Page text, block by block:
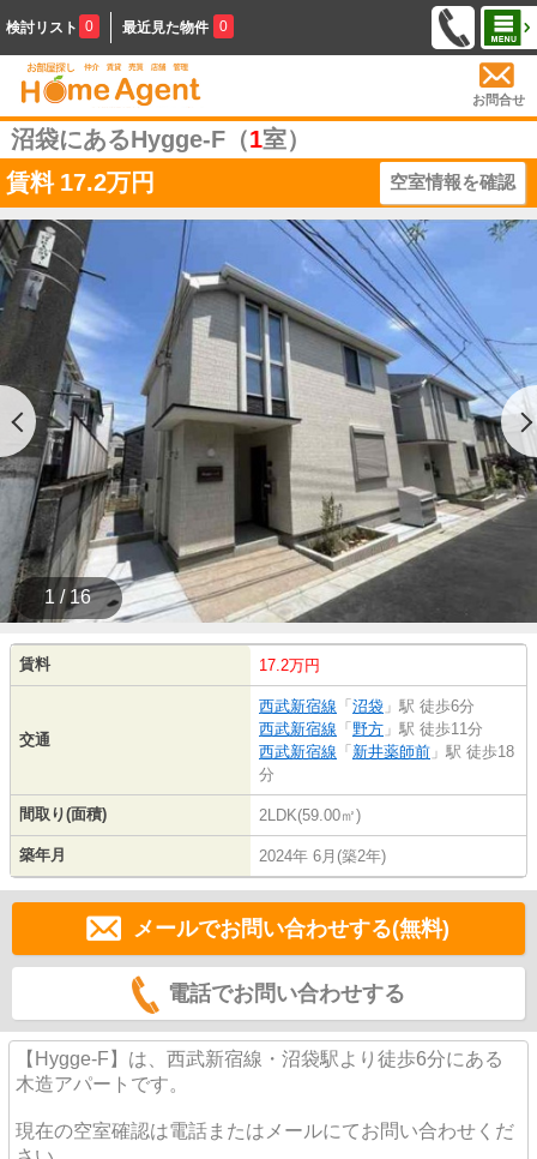
検討リスト 0 最近見た物件 0
お問合せ
沼袋にあるHygge-F（1室）
賃料 17.2万円 空室情報を確認
1 / 16
賃料 17.2万円
交通
西武新宿線 「 沼袋 」駅 徒歩6分
西武新宿線 「 野方 」駅 徒歩11分
西武新宿線 「 新井薬師前 」駅 徒歩18
分
間取り(面積) 2LDK(59.00㎡)
築年月 2024年 6月(築2年)
メールでお問い合わせする(無料)
電話でお問い合わせする
【Hygge-F】は、西武新宿線・沼袋駅より徒歩6分にある
木造アパートです。
現在の空室確認は電話またはメールにてお問い合わせくだ